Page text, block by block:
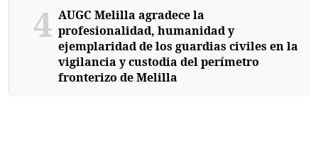
4 AUGC Melilla agradece la
profesionalidad, humanidad y
ejemplaridad de los guardias civiles en la
vigilancia y custodia del perímetro
fronterizo de Melilla